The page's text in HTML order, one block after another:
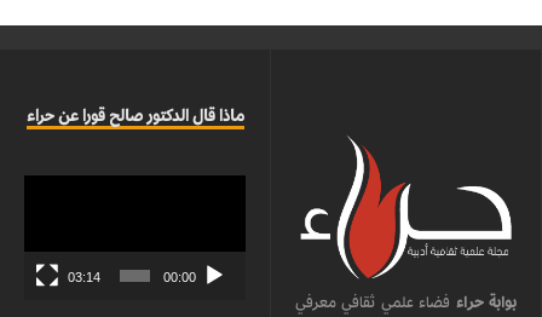
بوابة حراء فضاء علمي ثقافي معرفي
ماذا قال الدكتور صالح قورا عن حراء
00:00
03:14